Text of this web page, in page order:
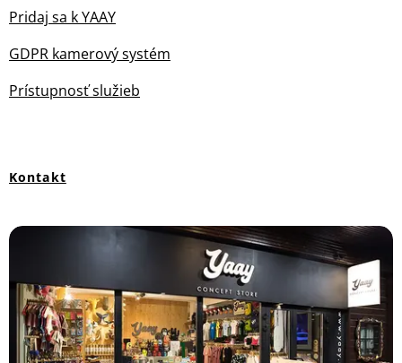
Pridaj sa k YAAY
GDPR kamerový systém
Prístupnosť služieb
Kontakt